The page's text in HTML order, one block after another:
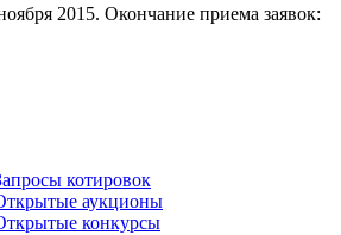
2015. Окончание приема заявок:
котировок
аукционы
конкурсы